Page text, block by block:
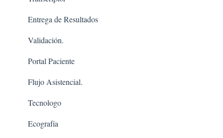
Entrega de Resultados
Validación.
Portal Paciente
Flujo Asistencial.
Tecnologo
Ecografía